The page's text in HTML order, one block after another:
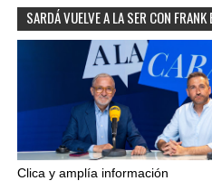
SARDÁ VUELVE A LA SER CON FRANK
Clica y amplía información